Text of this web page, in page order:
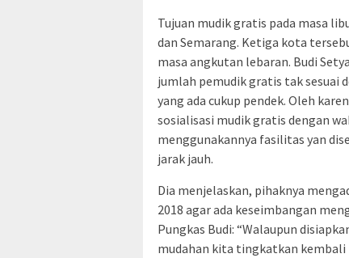
Tujuan mudik gratis pada masa
dan Semarang. Ketiga kota
masa angkutan lebaran. Budi
jumlah pemudik gratis tak sesuai
yang ada cukup pendek. Oleh
sosialisasi mudik gratis dengan
menggunakannya fasilitas yan
jarak jauh.
Dia menjelaskan, pihaknya
2018 agar ada keseimbangan
Pungkas Budi: “Walaupun
mudahan kita tingkatkan kembali